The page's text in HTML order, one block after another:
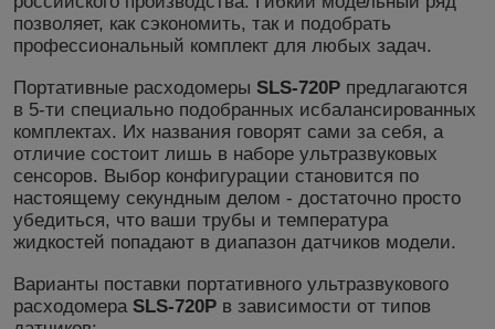
позволяет, как сэкономить, так и подобрать
профессиональный комплект для любых задач.
Портативные расходомеры SLS-720P предлагаются
в 5-ти специально подобранных исбалансированных
комплектах. Их названия говорят сами за себя, а
отличие состоит лишь в наборе ультразвуковых
сенсоров. Выбор конфигурации становится по
настоящему секундным делом - достаточно просто
убедиться, что ваши трубы и температура
жидкостей попадают в диапазон датчиков модели.
Варианты поставки портативного ультразвукового
расходомера SLS-720P в зависимости от типов